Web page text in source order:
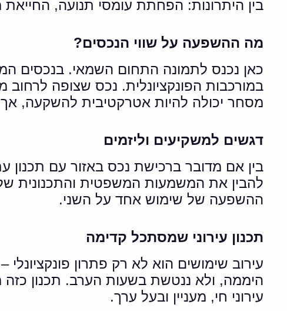
בין היתרונות: הפחתת עומסי תנועה, החייאת
מה ההשפעה על שווי הנכסים?
כאן נכנס לתמונה התחום השמאי. בנכסים
במורכבות הפונקציונלית. נכס שצופה
מסחר יכולה להיות אטרקטיבית להשקעה, אך
דגשים למשקיעים וליזמים
בין אם מדובר ברכישת נכס באזור עם תכנון
להבין את המשמעות המשפטית והתכנונית
ההשפעה של שימוש אחד על השני.
תכנון עירוני שמסתכל קדימה
עירוב שימושים הוא לא רק פתרון
היממה, ולא ננטשת בשעות הערב. תכנון כזה
עירוני חי, מעניין ובעל ערך.